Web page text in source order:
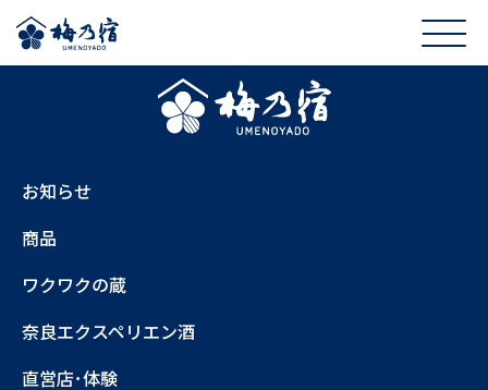
お知らせ
商品
ワクワクの蔵
奈良エクスペリエン酒
直営店･体験